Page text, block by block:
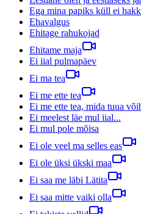
Ega mina papiks küll ei
Ehavalgus
Ehitage rahukojad
Ehitame maja
Ei iial pulmapäev
Ei ma tea
Ei me ette tea
Ei me ette tea, mida tuua
Ei meelest läe mul iial...
Ei mul pole mõisa
Ei ole veel ma selles eas
Ei ole üksi ükski maa
Ei saa me läbi Lätita
Ei saa mitte vaiki olla